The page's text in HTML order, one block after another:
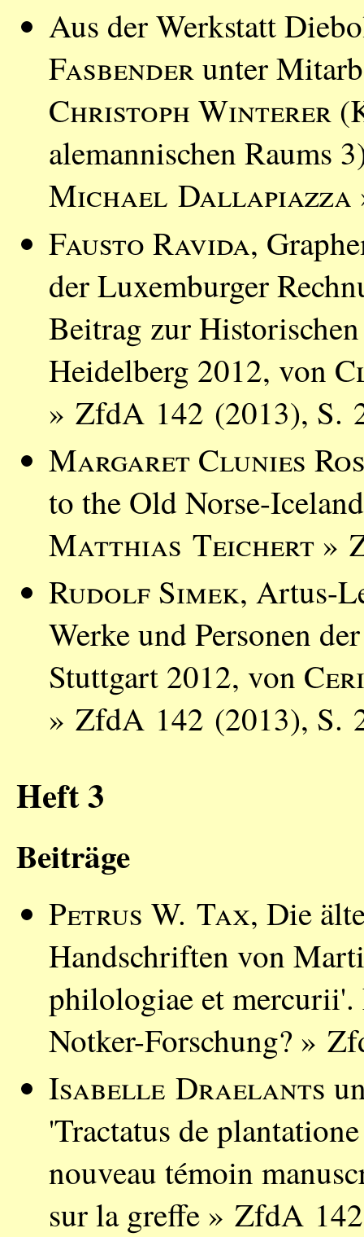
Aus der Werkstatt
Fasbenderunter
Christoph Winterer
alemannischen Raums
Michael Dallapiazza
Fausto Ravida,
der Luxemburger
Beitrag zur
Heidelberg 2012, von
» ZfdA 142 (2013), S.
Margaret Clunies
to the Old Norse-
Matthias Teichert »
Rudolf Simek, Artus-
Werke und Personen
Stuttgart 2012, von
» ZfdA 142 (2013), S.
Heft 3
Beiträge
Petrus W. Tax, Die
Handschriften von
philologiae et
Notker-Forschung? »
Isabelle Draelants
'Tractatus de
nouveau témoin
sur la greffe » ZfdA